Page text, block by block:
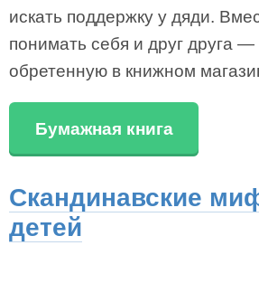
искать поддержку у дяди.
понимать себя и друг друга —
обретенную в книжном
Бумажная книга
Скандинавские
детей